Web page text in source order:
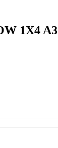
1X4 A3